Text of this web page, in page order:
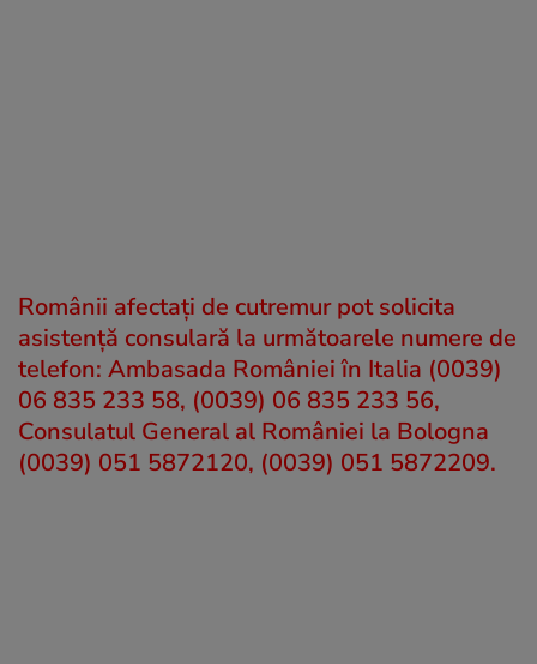
Românii afectaţi de cutremur pot solicita
asistenţă consulară la următoarele numere de
telefon: Ambasada României în Italia (0039)
06 835 233 58, (0039) 06 835 233 56,
Consulatul General al României la Bologna
(0039) 051 5872120, (0039) 051 5872209.